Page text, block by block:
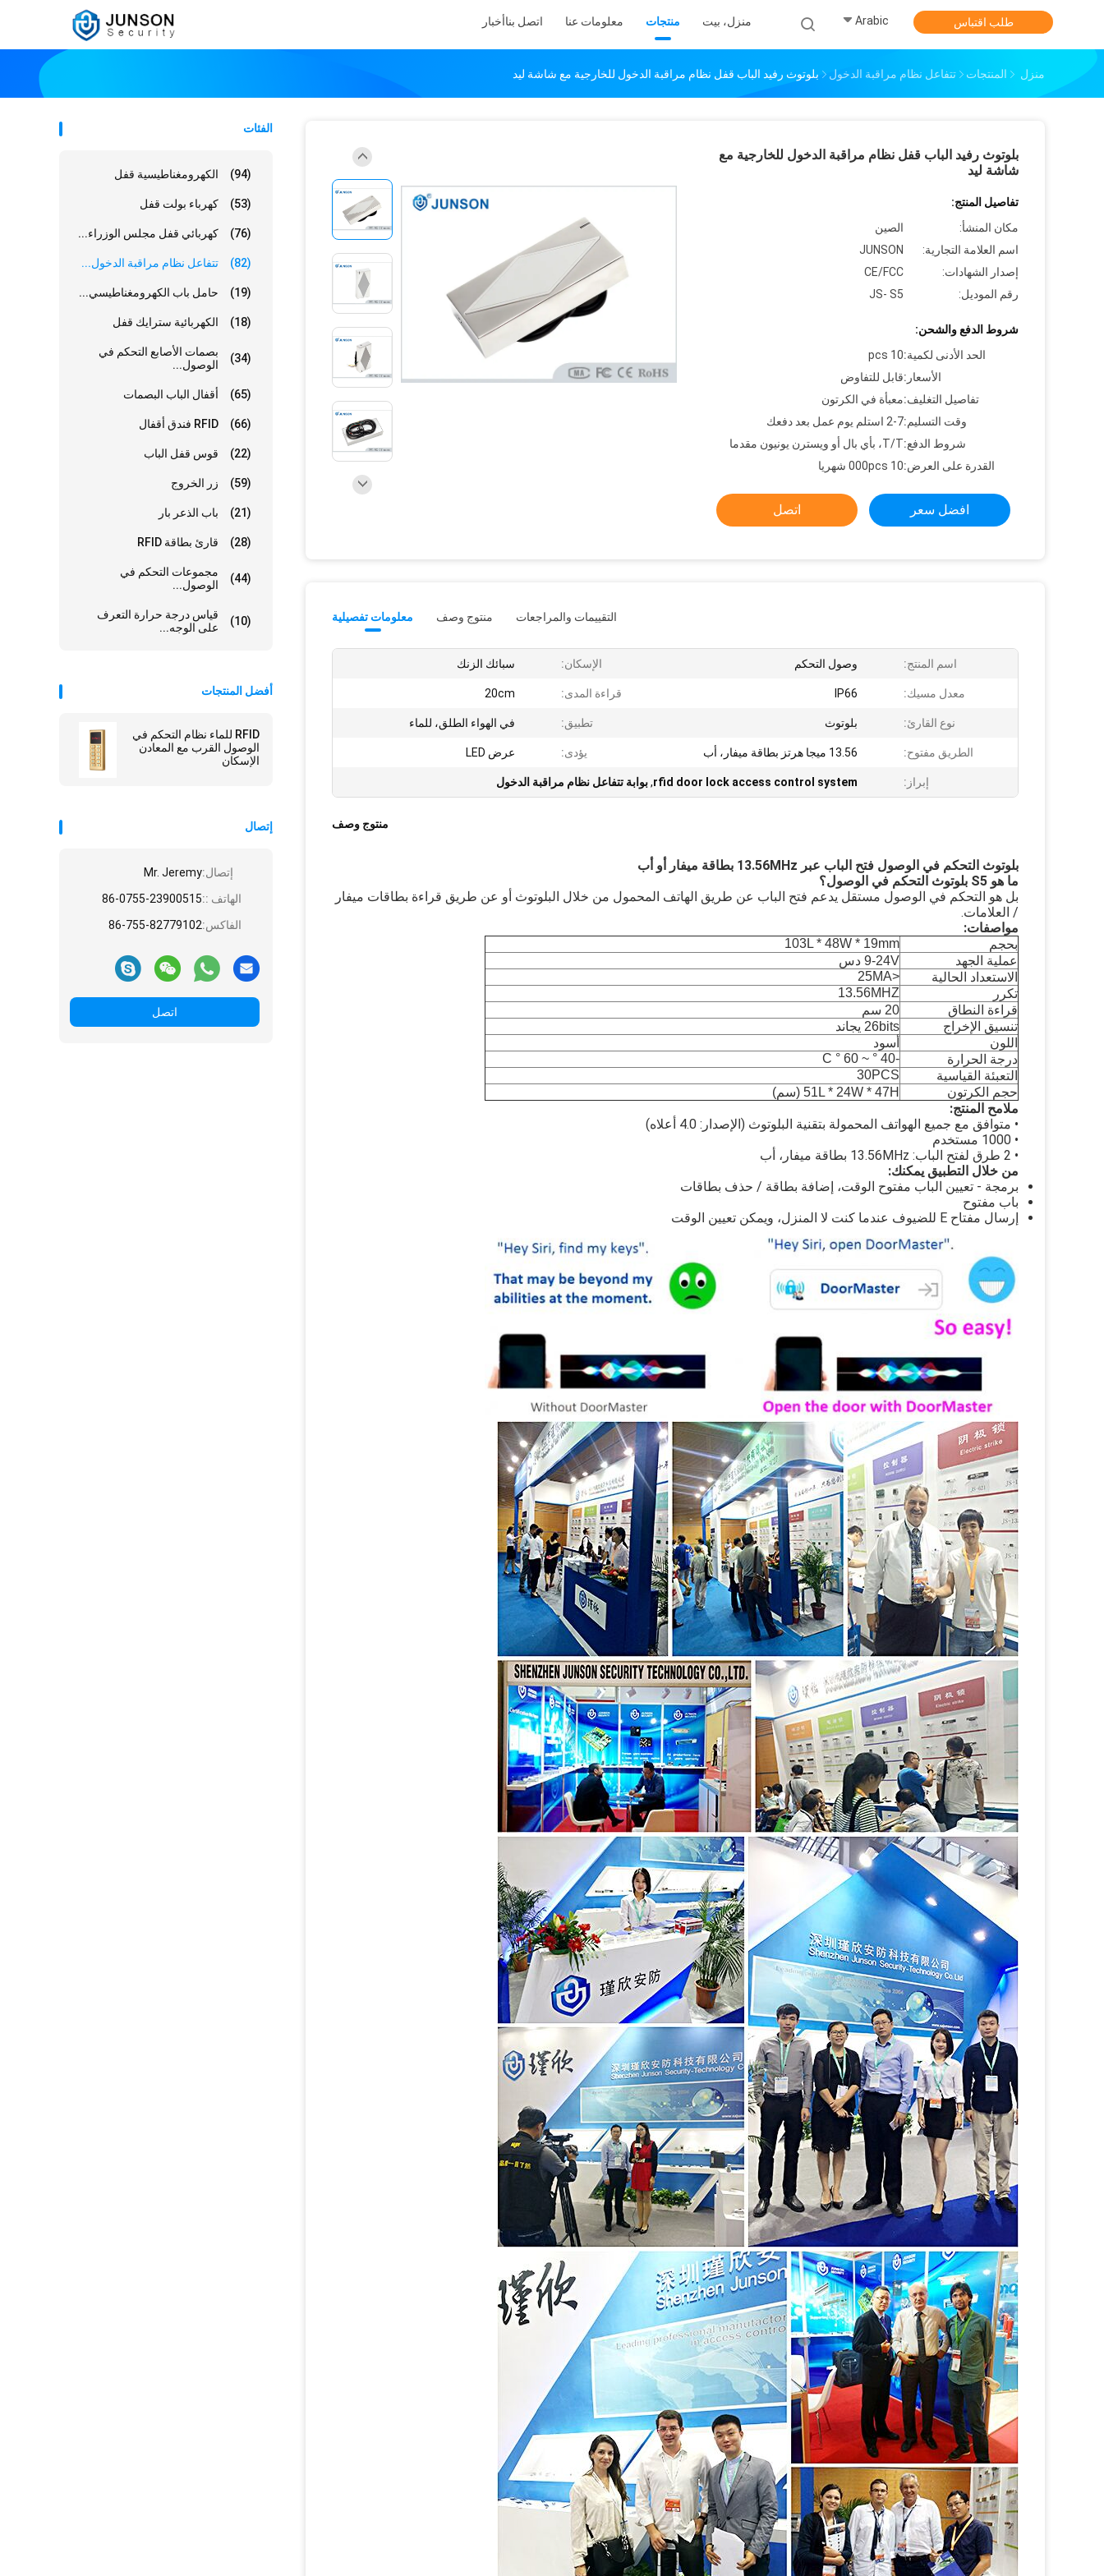
منزل، بيت منتجات معلومات عنا اتصل بناأخبار Arabic طلب اقتباس
منزل المنتجات تتفاعل نظام مراقبة الدخول بلوتوث رفيد الباب قفل نظام مراقبة الدخول للخارجية مع شاشة ليد
الفئات
الكهرومغناطيسية قفل (94)
كهرباء بولت قفل (53)
كهربائي قفل مجلس الوزراء... (76)
تتفاعل نظام مراقبة الدخول... (82)
حامل باب الكهرومغناطيسي... (19)
الكهربائية سترايك قفل (18)
بصمات الأصابع التحكم في
الوصول...
(34)
أقفال الباب البصمات (65)
RFID فندق أقفال (66)
قوس قفل الباب (22)
زر الخروج (59)
باب الذعر بار (21)
قارئ بطاقة RFID (28)
مجموعات التحكم في
الوصول...
(44)
قياس درجة حرارة التعرف
على الوجه...
(10)
أفضل المنتجات
RFID للماء نظام التحكم في
الوصول القرب مع المعادن
الإسكان
إتصال
إتصال:Mr. Jeremy
الهاتف ::86-0755-23900515
الفاكس:86-755-82779102
اتصل
بلوتوث رفيد الباب قفل نظام مراقبة الدخول للخارجية مع
شاشة ليد
تفاصيل المنتج:
مكان المنشأ:
الصين
اسم العلامة التجارية:
JUNSON
إصدار الشهادات:
CE/FCC
رقم الموديل:
JS- S5
شروط الدفع والشحن:
الحد الأدنى لكمية:10 pcs
الأسعار:قابل للتفاوض
تفاصيل التغليف:معبأة في الكرتون
وقت التسليم:2-7 استلم يوم عمل بعد دفعك
شروط الدفع:T/T، بأي بال أو ويسترن يونيون مقدما
القدرة على العرض:10 000pcs شهريا
افضل سعر اتصل
معلومات تفصيلية منتوج وصف التقييمات والمراجعات
اسم المنتج: وصول التحكم الإسكان: سبائك الزنك
معدل مسيك: IP66 قراءة المدى: 20cm
نوع القارئ: بلوتوث تطبيق: في الهواء الطلق، للماء
الطريق مفتوح: 13.56 ميجا هرتز بطاقة ميفار، أب يؤدى: عرض LED
إبراز: rfid door lock access control system
,بوابة تتفاعل نظام مراقبة الدخول
منتوج وصف
بلوتوث التحكم في الوصول فتح الباب عبر 13.56MHz بطاقة ميفار أو أب
ما هو S5 بلوتوث التحكم في الوصول؟
بل هو التحكم في الوصول مستقل يدعم فتح الباب عن طريق الهاتف المحمول من خلال البلوتوث أو عن طريق قراءة بطاقات ميفار
/ العلامات.
مواصفات:
بحجم
103L * 48W * 19mm
عملية الجهد
9-24V دس
الاستعداد الحالية
<25MA
تكرر
13.56MHZ
قراءة النطاق
20 سم
تنسيق الإخراج
26bits يجاند
اللون
أسود
درجة الحرارة
-40 ° ~ 60 ° C
التعبئة القياسية
30PCS
حجم الكرتون
51L * 24W * 47H (سم)
ملامح المنتج:
• متوافق مع جميع الهواتف المحمولة بتقنية البلوتوث (الإصدار: 4.0 أعلاه)
• 1000 مستخدم
• 2 طرق لفتح الباب: 13.56MHz بطاقة ميفار، أب
من خلال التطبيق يمكنك:
برمجة - تعيين الباب مفتوح الوقت، إضافة بطاقة / حذف بطاقات
باب مفتوح
إرسال مفتاح E للضيوف عندما كنت لا المنزل، ويمكن تعيين الوقت